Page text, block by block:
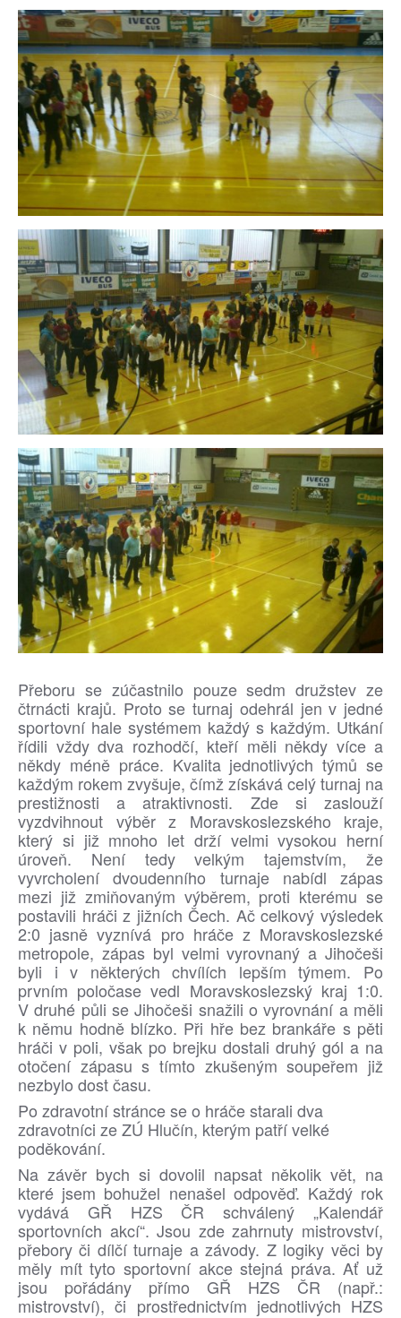
Přeboru se zúčastnilo pouze sedm družstev ze
čtrnácti krajů. Proto se turnaj odehrál jen v jedné
sportovní hale systémem každý s každým. Utkání
řídili vždy dva rozhodčí, kteří měli někdy více a
někdy méně práce. Kvalita jednotlivých týmů se
každým rokem zvyšuje, čímž získává celý turnaj na
prestižnosti a atraktivnosti. Zde si zaslouží
vyzdvihnout výběr z Moravskoslezského kraje,
který si již mnoho let drží velmi vysokou herní
úroveň. Není tedy velkým tajemstvím, že
vyvrcholení dvoudenního turnaje nabídl zápas
mezi již zmiňovaným výběrem, proti kterému se
postavili hráči z jižních Čech. Ač celkový výsledek
2:0 jasně vyznívá pro hráče z Moravskoslezské
metropole, zápas byl velmi vyrovnaný a Jihočeši
byli i v některých chvílích lepším týmem. Po
prvním poločase vedl Moravskoslezský kraj 1:0.
V druhé půli se Jihočeši snažili o vyrovnání a měli
k němu hodně blízko. Při hře bez brankáře s pěti
hráči v poli, však po brejku dostali druhý gól a na
otočení zápasu s tímto zkušeným soupeřem již
nezbylo dost času.
Po zdravotní stránce se o hráče starali dva
zdravotníci ze ZÚ Hlučín, kterým patří velké
poděkování.
Na závěr bych si dovolil napsat několik vět, na
které jsem bohužel nenašel odpověď. Každý rok
vydává GŘ HZS ČR schválený „Kalendář
sportovních akcí“. Jsou zde zahrnuty mistrovství,
přebory či dílčí turnaje a závody. Z logiky věci by
měly mít tyto sportovní akce stejná práva. Ať už
jsou pořádány přímo GŘ HZS ČR (např.:
mistrovství), či prostřednictvím jednotlivých HZS